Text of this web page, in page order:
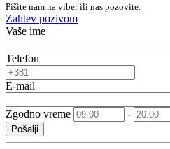
Pišite nam na viber ili nas pozovite.
Zahtev pozivom
Vaše ime
Telefon
E-mail
Zgodno vreme -
Pošalji